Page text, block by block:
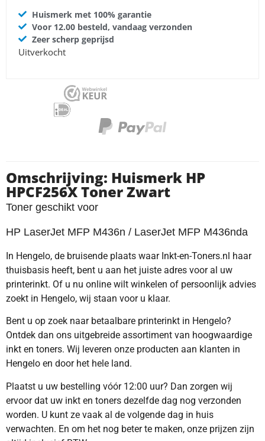
Huismerk met 100% garantie
Voor 12.00 besteld, vandaag verzonden
Zeer scherp geprijsd
Uitverkocht
Omschrijving: Huismerk HP
HPCF256X Toner Zwart
Toner geschikt voor
HP LaserJet MFP M436n / LaserJet MFP M436nda
In Hengelo, de bruisende plaats waar Inkt-en-Toners.nl haar
thuisbasis heeft, bent u aan het juiste adres voor al uw
printerinkt. Of u nu online wilt winkelen of persoonlijk advies
zoekt in Hengelo, wij staan voor u klaar.
Bent u op zoek naar betaalbare printerinkt in Hengelo?
Ontdek dan ons uitgebreide assortiment van hoogwaardige
inkt en toners. Wij leveren onze producten aan klanten in
Hengelo en door het hele land.
Plaatst u uw bestelling vóór 12:00 uur? Dan zorgen wij
ervoor dat uw inkt en toners dezelfde dag nog verzonden
worden. U kunt ze vaak al de volgende dag in huis
verwachten. En om het nog beter te maken, onze prijzen zijn